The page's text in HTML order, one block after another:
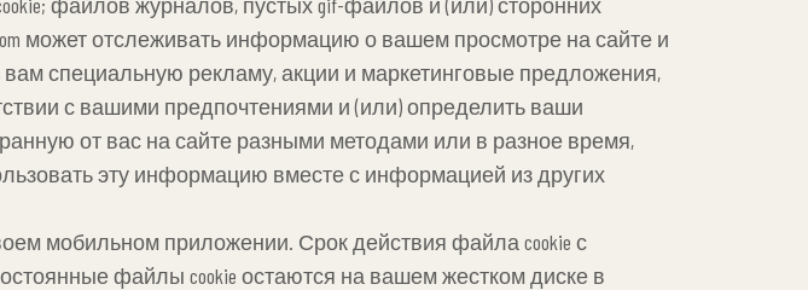
может отслеживать информацию о вашем просмотре на сайте и
специальную рекламу, акции и маркетинговые предложения,
с вашими предпочтениями и (или) определить ваши
от вас на сайте разными методами или в разное время,
эту информацию вместе с информацией из других
мобильном приложении. Срок действия файла cookie с
файлы cookie остаются на вашем жестком диске в